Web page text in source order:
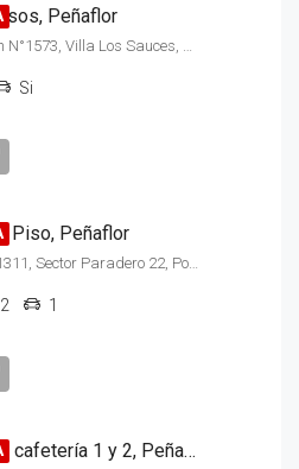
Peñaflor
Calle Toribio Larraín N°1573, Villa Los Sauces, Malloco
Si
Piso, Peñaflor
Pasaje Valdivia N°1311, Sector Paradero 22, Población El Castillo
1
Venta, Local para cafetería 1 y 2, Peñaflor